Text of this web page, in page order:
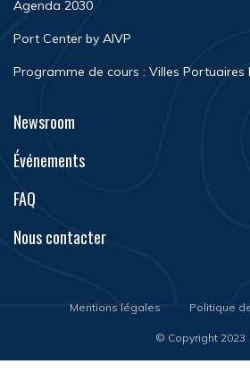
Agenda 2030
Port Center by AIVP
Programme de cours : Villes Portuaires
Newsroom
Événements
FAQ
Nous contacter
Mentions légales Politique
© Copyright 2023